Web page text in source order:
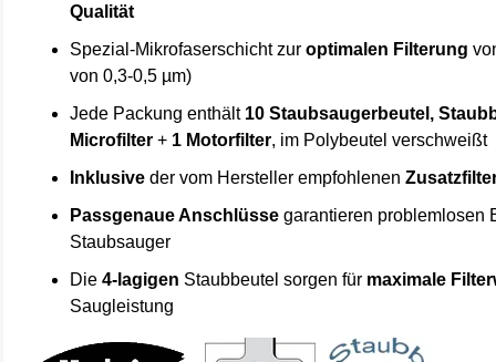
Qualität
Spezial-Mikrofaserschicht zuroptimalen Filterung
von 0,3-0,5 µm)
Jede Packung enthält 10 Staubsaugerbeutel,
Microfilter + 1 Motorfilter, im Polybeutel verschweißt
Inklusive der vom Hersteller empfohlenen
Passgenaue Anschlüsse garantieren problemlosen
Staubsauger
Die4-lagigen Staubbeutel sorgen für maximale
Saugleistung